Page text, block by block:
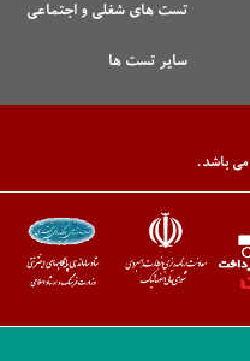
تست های شغلی و اجتماعی
سایر تست ها
می باشد.